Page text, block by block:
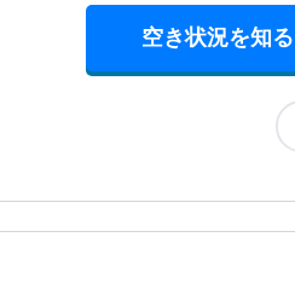
空き状況を知る